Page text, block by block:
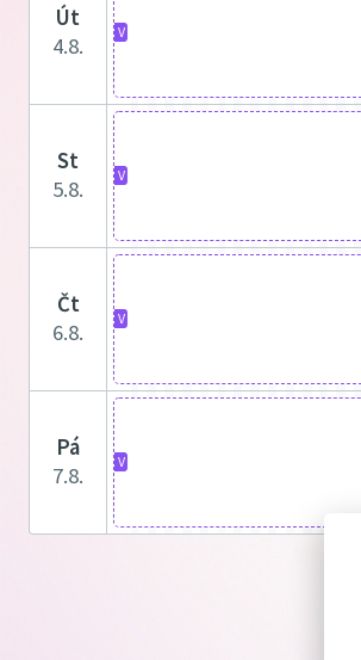
út
4.8.
V
st
5.8.
V
čt
6.8.
V
pá
7.8.
V